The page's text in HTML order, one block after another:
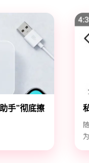
手”彻底擦